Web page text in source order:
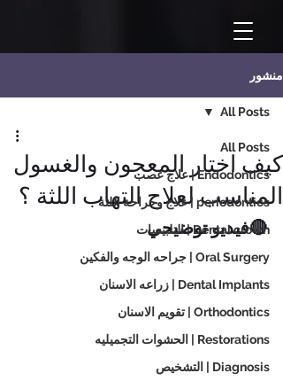
منشور
All Posts
Endodontics | علاج عصب
periodontics | علاج وجراحة اللثة
Dental crown | التلبيسات
Oral Surgery | جراحه الوجه والفكين
Dental Implants | زراعه الاسنان
Orthodontics | تقويم الاسنان
Restorations | الحشوات التجميليه
Diagnosis | التشخيص
All Posts
كيف اختار المعجون والغسول
المناسب لعلاج التهاب اللثة ؟
🔴فيديو توضيحي